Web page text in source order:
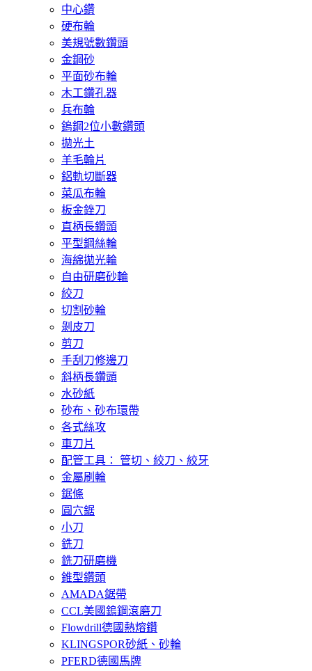
中心鑽
硬布輪
美規號數鑽頭
金鋼砂
平面砂布輪
木工鑽孔器
兵布輪
鎢鋼2位小數鑽頭
拋光土
羊毛輪片
鋁軌切斷器
菜瓜布輪
板金銼刀
直柄長鑽頭
平型鋼絲輪
海綿拋光輪
自由研磨砂輪
絞刀
切割砂輪
剝皮刀
剪刀
手刮刀修邊刀
斜柄長鑽頭
水砂紙
砂布、砂布環帶
各式絲攻
車刀片
配管工具： 管切、絞刀、絞牙
金屬刷輪
鋸條
圓穴鋸
小刀
銑刀
銑刀研磨機
錐型鑽頭
AMADA鋸帶
CCL美國鎢鋼滾磨刀
Flowdrill德國熱熔鑽
KLINGSPOR砂紙、砂輪
PFERD德國馬牌